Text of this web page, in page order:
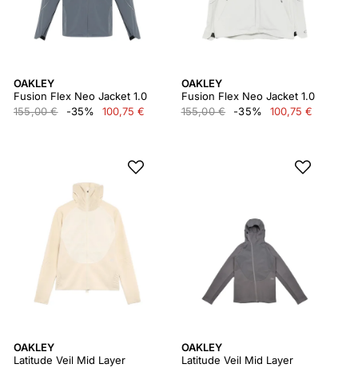
OAKLEY
Fusion Flex Neo Jacket 1.0
155,00 €
-35% 100,75 €
OAKLEY
Fusion Flex Neo Jacket 1.0
155,00 €
-35% 100,75 €
OAKLEY
Latitude Veil Mid Layer
OAKLEY
Latitude Veil Mid Layer